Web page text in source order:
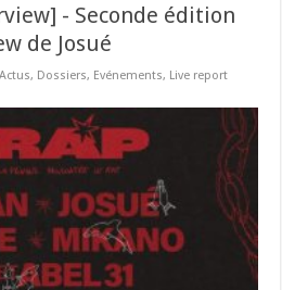
- Seconde édition
de Josué
Actus, Dossiers, Evénements, Live report